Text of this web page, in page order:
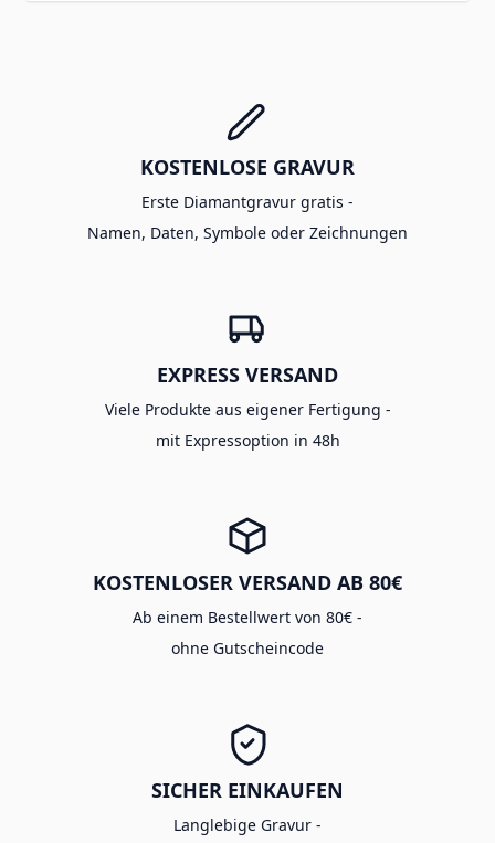
KOSTENLOSE GRAVUR
Erste Diamantgravur gratis -
Namen, Daten, Symbole oder Zeichnungen
EXPRESS VERSAND
Viele Produkte aus eigener Fertigung -
mit Expressoption in 48h
KOSTENLOSER VERSAND AB 80€
Ab einem Bestellwert von 80€ -
ohne Gutscheincode
SICHER EINKAUFEN
Langlebige Gravur -